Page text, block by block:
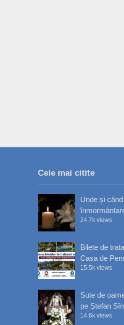
Cele mai citite
Unde și
24.7k views
Bilete de
Casa de
15.5k views
Sute de
pe Ștefan
14.6k views